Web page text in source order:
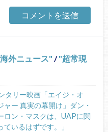
海外ニュース / 超常現
タリー映画「エイジ・オ
ャー 真実の幕開け」ダン・
ロン・マスクは、UAPに関
ているはずです。」